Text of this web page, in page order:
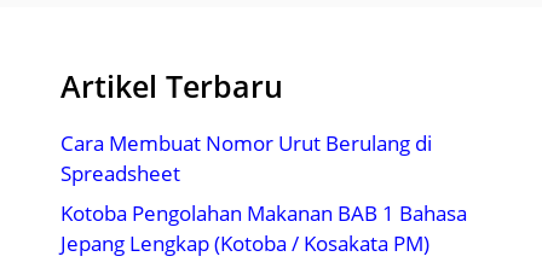
Artikel Terbaru
Cara Membuat Nomor Urut Berulang di
Spreadsheet
Kotoba Pengolahan Makanan BAB 1 Bahasa
Jepang Lengkap (Kotoba / Kosakata PM)